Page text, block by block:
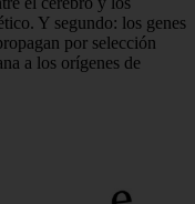
Y segundo: los genes
por selección
a los orígenes de